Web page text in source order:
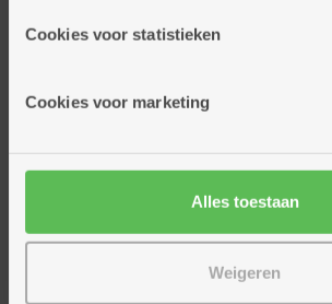
partners kunnen deze gegevens
Cookies voor statistieken
Cookies voor marketing
Alles toestaan
Weigeren
Thuisdiensten
Assistentiewoningen
Mijn Zorgbedrijf
Onze innovaties